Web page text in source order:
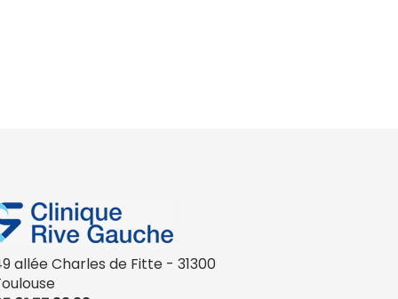
allée Charles de Fitte - 31300